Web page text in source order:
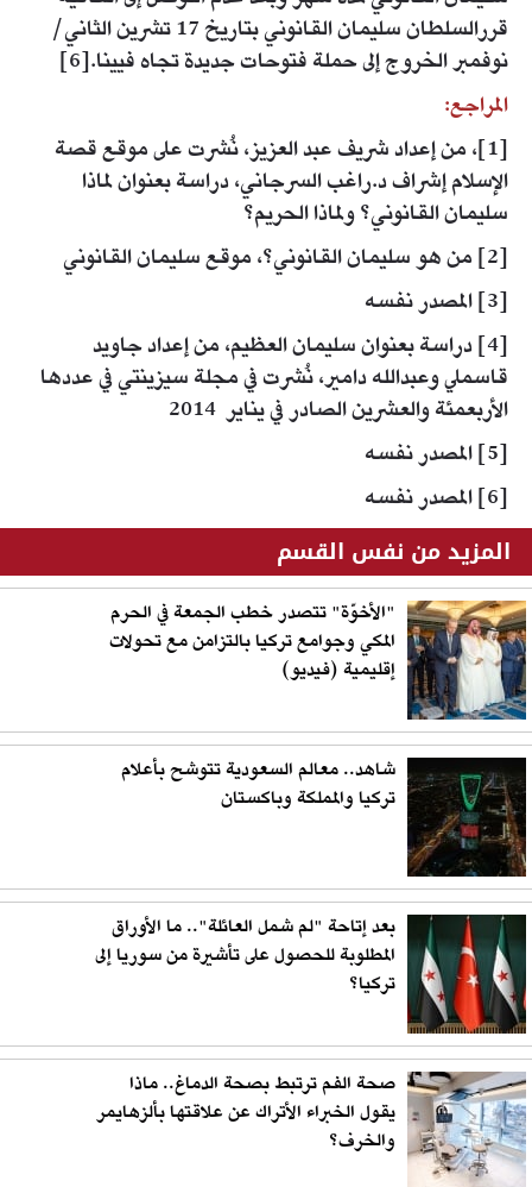
قررالسلطان سليمان القانوني بتاريخ 17 تشرين الثاني/
نوفمبر الخروج إلى حملة فتوحات جديدة تجاه فيينا.[6]
المراجع:
[1]، من إعداد شريف عبد العزيز، نُشرت على موقع قصة
الإسلام إشراف د.راغب السرجاني، دراسة بعنوان لماذا
سليمان القانوني؟ ولماذا الحريم؟
[2] من هو سليمان القانوني؟، موقع سليمان القانوني
[3] المصدر نفسه
[4] دراسة بعنوان سليمان العظيم، من إعداد جاويد
قاسملي وعبدالله دامير، نُشرت في مجلة سيزينتي في عددها
الأربعمئة والعشرين الصادر في يناير 2014
[5] المصدر نفسه
[6] المصدر نفسه
المزيد من نفس القسم
"الأخوّة" تتصدر خطب الجمعة في الحرم
المكي وجوامع تركيا بالتزامن مع تحولات
إقليمية (فيديو)
شاهد.. معالم السعودية تتوشح بأعلام
تركيا والمملكة وباكستان
بعد إتاحة "لم شمل العائلة".. ما الأوراق
المطلوبة للحصول على تأشيرة من سوريا إلى
تركيا؟
صحة الفم ترتبط بصحة الدماغ.. ماذا
يقول الخبراء الأتراك عن علاقتها بألزهايمر
والخرف؟